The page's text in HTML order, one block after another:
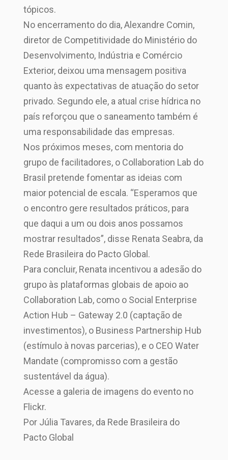
tópicos.
No encerramento do dia, Alexandre Comin,
diretor de Competitividade do Ministério do
Desenvolvimento, Indústria e Comércio
Exterior, deixou uma mensagem positiva
quanto às expectativas de atuação do setor
privado. Segundo ele, a atual crise hídrica no
país reforçou que o saneamento também é
uma responsabilidade das empresas.
Nos próximos meses, com mentoria do
grupo de facilitadores, o Collaboration Lab do
Brasil pretende fomentar as ideias com
maior potencial de escala. “Esperamos que
o encontro gere resultados práticos, para
que daqui a um ou dois anos possamos
mostrar resultados”, disse Renata Seabra, da
Rede Brasileira do Pacto Global.
Para concluir, Renata incentivou a adesão do
grupo às plataformas globais de apoio ao
Collaboration Lab, como o Social Enterprise
Action Hub – Gateway 2.0 (captação de
investimentos), o Business Partnership Hub
(estímulo à novas parcerias), e o CEO Water
Mandate (compromisso com a gestão
sustentável da água).
Acesse a galeria de imagens do evento no
Flickr.
Por Júlia Tavares, da Rede Brasileira do
Pacto Global